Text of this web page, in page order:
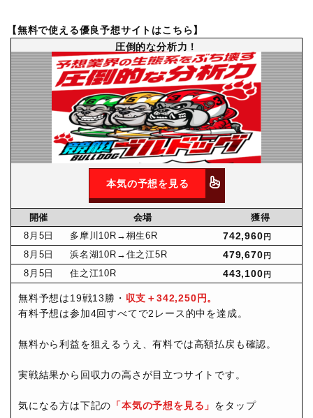
【無料で使える優良予想サイトはこちら】
圧倒的な分析力！
本気の予想を見る
開催 会場
獲得
8月 5日 多摩川10R →桐生6R 742,960 円
8月 5日 浜名湖10R →住之江5R 479,670 円
8月 5日 住之江10R 443,100 円
無料予想は19戦13勝・ 収支＋342,250円。
有料予想は参加4回すべてで2レース的中を達成。
無料から利益を狙えるうえ、有料では高額払戻も確認。
実戦結果から回収力の高さが目立つサイトです。
気になる方は下記の 「本気の予想を見る」 をタップ